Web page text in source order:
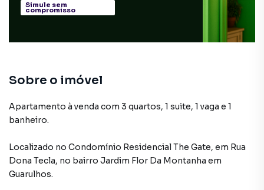
Simule sem
compromisso
Sobre o imóvel
Apartamento à venda com 3 quartos, 1 suite, 1 vaga e 1
banheiro.
Localizado no Condomínio Residencial The Gate, em Rua
Dona Tecla, no bairro Jardim Flor Da Montanha em
Guarulhos.